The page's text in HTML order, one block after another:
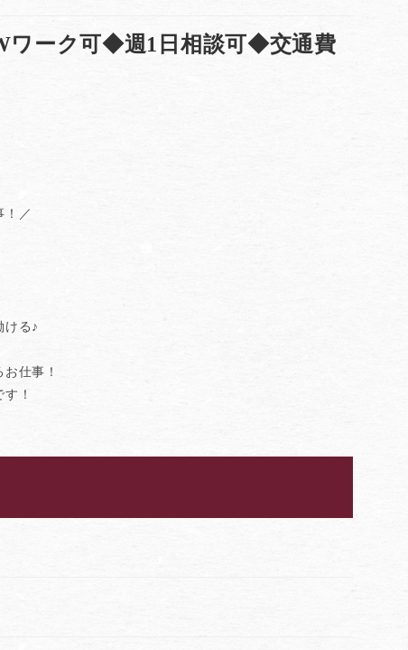
ワーク可◆週1日相談可◆交通費
！／
る♪
仕事！
！